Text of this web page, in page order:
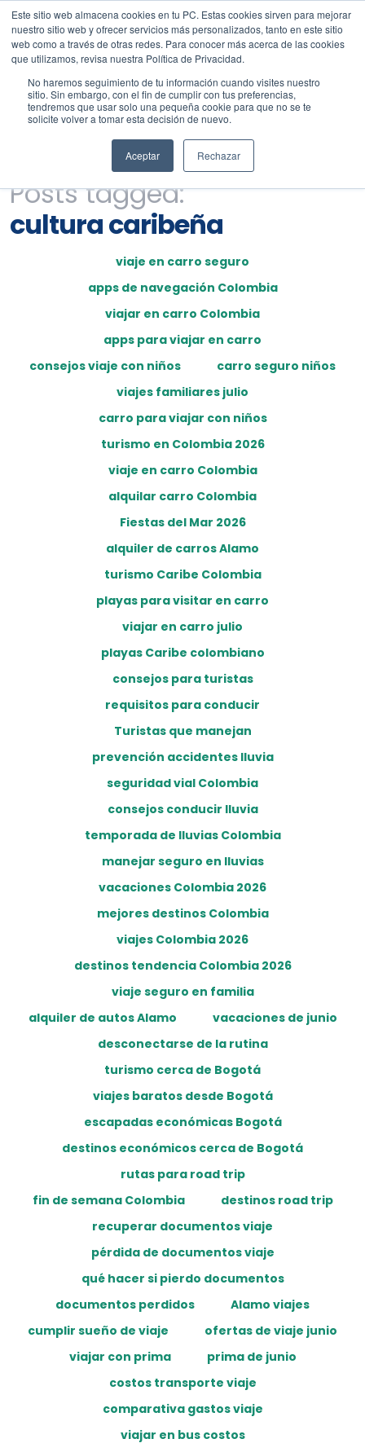
Este sitio web almacena cookies en tu PC. Estas cookies sirven para mejorar
nuestro sitio web y ofrecer servicios más personalizados, tanto en este sitio
web como a través de otras redes. Para conocer más acerca de las cookies
que utilizamos, revisa nuestra Política de Privacidad.
No haremos seguimiento de tu información cuando visites nuestro
sitio. Sin embargo, con el fin de cumplir con tus preferencias,
tendremos que usar solo una pequeña cookie para que no se te
solicite volver a tomar esta decisión de nuevo.
Aceptar Rechazar
Posts tagged:
cultura caribeña
viaje en carro seguro
apps de navegación Colombia
viajar en carro Colombia
apps para viajar en carro
consejos viaje con niños
carro seguro niños
viajes familiares julio
carro para viajar con niños
turismo en Colombia 2026
viaje en carro Colombia
alquilar carro Colombia
Fiestas del Mar 2026
alquiler de carros Alamo
turismo Caribe Colombia
playas para visitar en carro
viajar en carro julio
playas Caribe colombiano
consejos para turistas
requisitos para conducir
Turistas que manejan
prevención accidentes lluvia
seguridad vial Colombia
consejos conducir lluvia
temporada de lluvias Colombia
manejar seguro en lluvias
vacaciones Colombia 2026
mejores destinos Colombia
viajes Colombia 2026
destinos tendencia Colombia 2026
viaje seguro en familia
alquiler de autos Alamo
vacaciones de junio
desconectarse de la rutina
turismo cerca de Bogotá
viajes baratos desde Bogotá
escapadas económicas Bogotá
destinos económicos cerca de Bogotá
rutas para road trip
fin de semana Colombia
destinos road trip
recuperar documentos viaje
pérdida de documentos viaje
qué hacer si pierdo documentos
documentos perdidos
Alamo viajes
cumplir sueño de viaje
ofertas de viaje junio
viajar con prima
prima de junio
costos transporte viaje
comparativa gastos viaje
viajar en bus costos